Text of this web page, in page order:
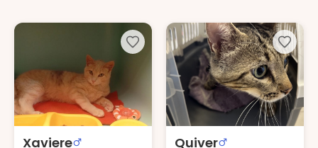
Xaviere Quiver